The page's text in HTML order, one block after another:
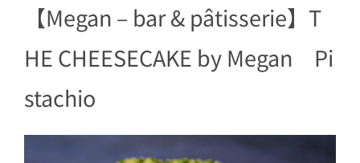
【Megan – bar & pâtisserie】T
HE CHEESECAKE by Megan Pi
stachio